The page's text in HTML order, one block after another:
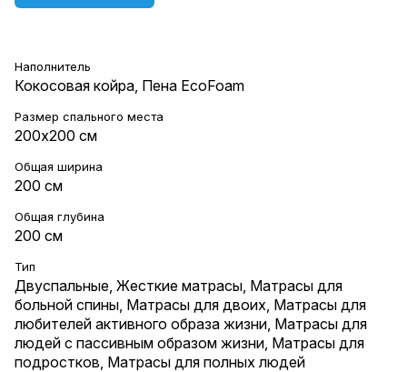
Наполнитель
Кокосовая койра, Пена EcoFoam
Размер спального места
200х200 см
Общая ширина
200 см
Общая глубина
200 см
Тип
Двуспальные Жесткие матрасы Матрасы для
больной спины Матрасы для двоих Матрасы для
любителей активного образа жизни Матрасы для
людей с пассивным образом жизни Матрасы для
подростков Матрасы для полных людей